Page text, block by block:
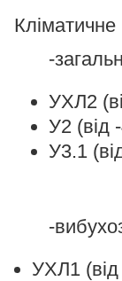
-
УХЛ2
У2 (від
У3.1
-
УХЛ1